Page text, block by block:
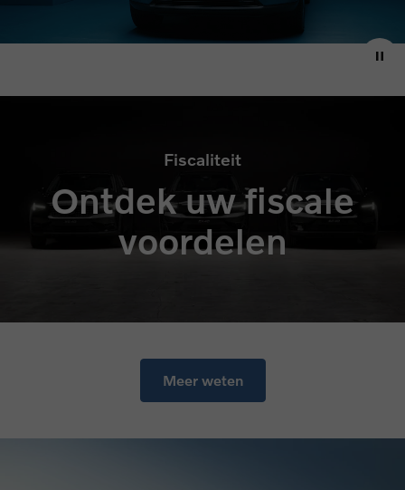
Fiscaliteit
Ontdek uw fiscale
voordelen
Meer weten